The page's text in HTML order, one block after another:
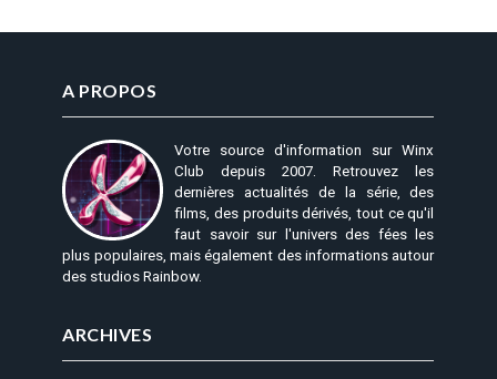
A PROPOS
Votre source d'information sur Winx
Club depuis 2007. Retrouvez les
dernières actualités de la série, des
films, des produits dérivés, tout ce qu'il
faut savoir sur l'univers des fées les
plus populaires, mais également des informations autour
des studios Rainbow.
ARCHIVES